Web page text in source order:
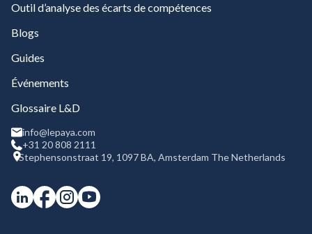
Outil d’analyse des écarts de compétences
Blogs
Guides
Événements
Glossaire L&D
info@lepaya.com
+31 20 808 2111
Stephensonstraat 19, 1097 BA, Amsterdam The Netherlands